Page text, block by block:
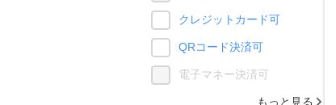
クレジットカード可
QRコード決済可
電子マネー決済可
もっと見る